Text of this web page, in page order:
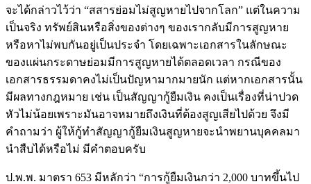
จะได้กล่าวไว้ว่า “สสารย่อมไม่สูญหายไปจากโลก” แต่ในความ
เป็นจริง ทรัพย์สินหรือสิ่งของต่างๆ ของเรากลับมีการสูญหาย
หรือหาไม่พบกันอยู่เป็นประจำ โดยเฉพาะเอกสารในลักษณะ
ของแผ่นกระดาษย่อมมีการสูญหายได้ตลอดเวลา กรณีของ
เอกสารธรรมดาคงไม่เป็นปัญหามากมายนัก แต่หากเอกสารนั้น
มีผลทางกฎหมาย เช่น เป็นสัญญากู้ยืมเงิน คงเป็นเรื่องที่น่าปวด
หัวไม่น้อยเพราะมันอาจหมายถึงเงินที่ต้องสูญเสียไปด้วย จึงมี
คำถามว่า ผู้ให้กู้ทำสัญญากู้ยืมเงินสูญหายจะนำพยานบุคคลมา
นำสืบได้หรือไม่ มีคำตอบครับ
ป.พ.พ. มาตรา 653 มีหลักว่า “การกู้ยืมเงินกว่า 2,000 บาทขึ้นไป